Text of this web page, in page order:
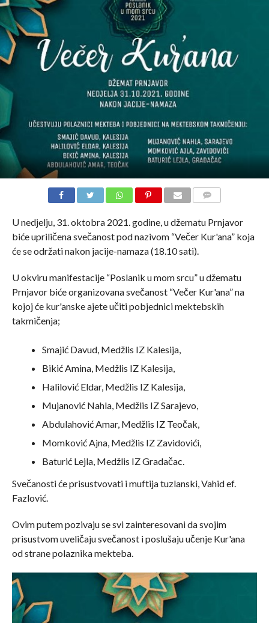
U nedjelju, 31. oktobra 2021. godine, u džematu Prnjavor
biće upriličena svečanost pod nazivom “Večer Kur'ana” koja
će se održati nakon jacije-namaza (18.10 sati).
U okviru manifestacije “Poslanik u mom srcu” u džematu
Prnjavor biće organizovana svečanost “Večer Kur'ana” na
kojoj će kur'anske ajete učiti pobjednici mektebskih
takmičenja;
Smajić Davud, Medžlis IZ Kalesija,
Bikić Amina, Medžlis IZ Kalesija,
Halilović Eldar, Medžlis IZ Kalesija,
Mujanović Nahla, Medžlis IZ Sarajevo,
Abdulahović Amar, Medžlis IZ Teočak,
Momković Ajna, Medžlis IZ Zavidovići,
Baturić Lejla, Medžlis IZ Gradačac.
Svečanosti će prisustvovati i muftija tuzlanski, Vahid ef.
Fazlović.
Ovim putem pozivaju se svi zainteresovani da svojim
prisustvom uveličaju svečanost i poslušaju učenje Kur'ana
od strane polaznika mekteba.